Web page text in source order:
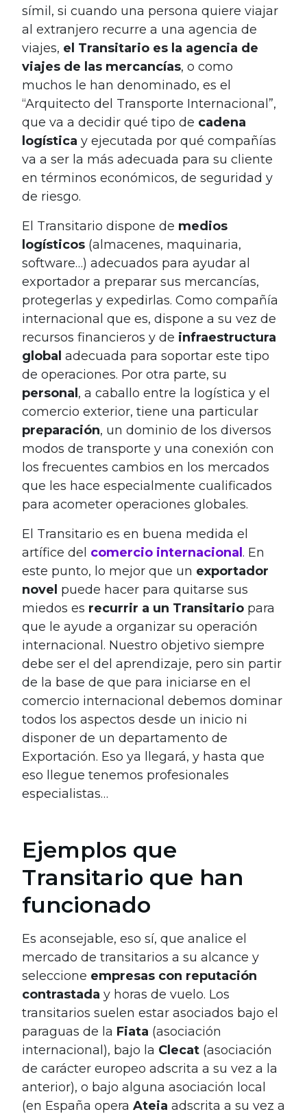
símil, si cuando una persona quiere viajar
al extranjero recurre a una agencia de
viajes, el Transitario es la agencia de
viajes de las mercancías, o como
muchos le han denominado, es el
“Arquitecto del Transporte Internacional”,
que va a decidir qué tipo de cadena
logística y ejecutada por qué compañías
va a ser la más adecuada para su cliente
en términos económicos, de seguridad y
de riesgo.
El Transitario dispone de medios
logísticos (almacenes, maquinaria,
software…) adecuados para ayudar al
exportador a preparar sus mercancías,
protegerlas y expedirlas. Como compañía
internacional que es, dispone a su vez de
recursos financieros y de infraestructura
global adecuada para soportar este tipo
de operaciones. Por otra parte, su
personal , a caballo entre la logística y el
comercio exterior, tiene una particular
preparación, un dominio de los diversos
modos de transporte y una conexión con
los frecuentes cambios en los mercados
que les hace especialmente cualificados
para acometer operaciones globales.
El Transitario es en buena medida el
artífice del comercio internacional . En
este punto, lo mejor que un exportador
novel puede hacer para quitarse sus
miedos es recurrir a un Transitario para
que le ayude a organizar su operación
internacional. Nuestro objetivo siempre
debe ser el del aprendizaje, pero sin partir
de la base de que para iniciarse en el
comercio internacional debemos dominar
todos los aspectos desde un inicio ni
disponer de un departamento de
Exportación. Eso ya llegará, y hasta que
eso llegue tenemos profesionales
especialistas…
Ejemplos que
Transitario que han
funcionado
Es aconsejable, eso sí, que analice el
mercado de transitarios a su alcance y
seleccione empresas con reputación
contrastada y horas de vuelo. Los
transitarios suelen estar asociados bajo el
paraguas de la Fiata (asociación
internacional), bajo la Clecat (asociación
de carácter europeo adscrita a su vez a la
anterior), o bajo alguna asociación local
(en España opera Ateia adscrita a su vez a